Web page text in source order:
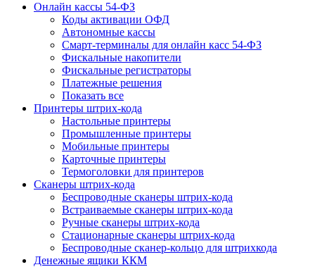
Онлайн кассы 54-ФЗ
Коды активации ОФД
Автономные кассы
Смарт-терминалы для онлайн касс 54-ФЗ
Фискальные накопители
Фискальные регистраторы
Платежные решения
Показать все
Принтеры штрих-кода
Настольные принтеры
Промышленные принтеры
Мобильные принтеры
Карточные принтеры
Термоголовки для принтеров
Сканеры штрих-кода
Беспроводные сканеры штрих-кода
Встраиваемые сканеры штрих-кода
Ручные сканеры штрих-кода
Стационарные сканеры штрих-кода
Беспроводные сканер-кольцо для штрихкода
Денежные ящики ККМ